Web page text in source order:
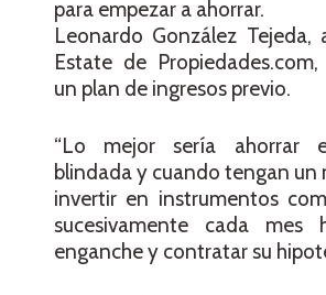
para empezar a ahorrar.
Leonardo González Tejeda,
Estate de
un plan de ingresos previo.
“Lo mejor sería ahorrar
blindada y cuando tengan
invertir en instrumentos
sucesivamente cada mes
enganche y contratar su